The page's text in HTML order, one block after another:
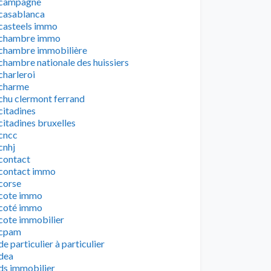
immo
immo
immobilière
nationale des huissiers
clermont ferrand
bruxelles
immo
immo
immo
immobilier
particulier à particulier
immobilier